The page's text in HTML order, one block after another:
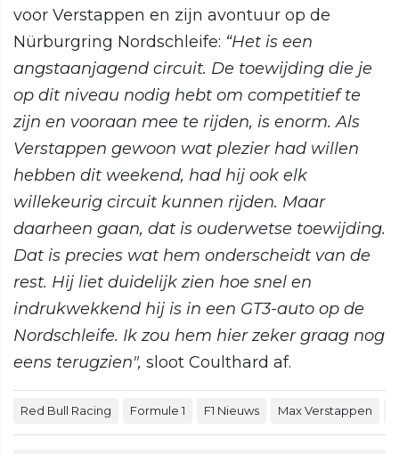
voor Verstappen en zijn avontuur op de
Nürburgring Nordschleife: “Het is een
angstaanjagend circuit. De toewijding die je
op dit niveau nodig hebt om competitief te
zijn en vooraan mee te rijden, is enorm. Als
Verstappen gewoon wat plezier had willen
hebben dit weekend, had hij ook elk
willekeurig circuit kunnen rijden. Maar
daarheen gaan, dat is ouderwetse toewijding.
Dat is precies wat hem onderscheidt van de
rest. Hij liet duidelijk zien hoe snel en
indrukwekkend hij is in een GT3-auto op de
Nordschleife. Ik zou hem hier zeker graag nog
eens terugzien", sloot Coulthard af.
Red Bull Racing Formule 1 F1 Nieuws Max Verstappen